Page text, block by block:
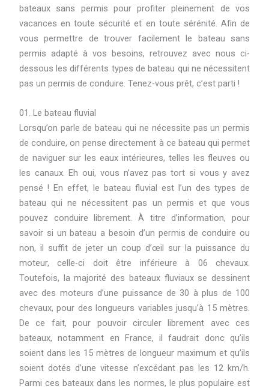
bateaux sans permis pour profiter pleinement de vos
vacances en toute sécurité et en toute sérénité. Afin de
vous permettre de trouver facilement le bateau sans
permis adapté à vos besoins, retrouvez avec nous ci-
dessous les différents types de bateau qui ne nécessitent
pas un permis de conduire. Tenez-vous prêt, c’est parti !
01. Le bateau fluvial
Lorsqu’on parle de bateau qui ne nécessite pas un permis
de conduire, on pense directement à ce bateau qui permet
de naviguer sur les eaux intérieures, telles les fleuves ou
les canaux. Eh oui, vous n’avez pas tort si vous y avez
pensé ! En effet, le bateau fluvial est l’un des types de
bateau qui ne nécessitent pas un permis et que vous
pouvez conduire librement. À titre d’information, pour
savoir si un bateau a besoin d’un permis de conduire ou
non, il suffit de jeter un coup d’œil sur la puissance du
moteur, celle-ci doit être inférieure à 06 chevaux.
Toutefois, la majorité des bateaux fluviaux se dessinent
avec des moteurs d’une puissance de 30 à plus de 100
chevaux, pour des longueurs variables jusqu’à 15 mètres.
De ce fait, pour pouvoir circuler librement avec ces
bateaux, notamment en France, il faudrait donc qu’ils
soient dans les 15 mètres de longueur maximum et qu’ils
soient dotés d’une vitesse n’excédant pas les 12 km/h.
Parmi ces bateaux dans les normes, le plus populaire est